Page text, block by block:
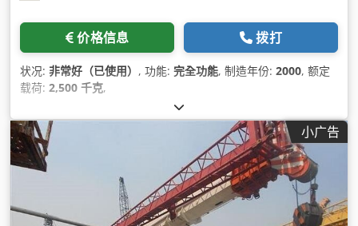
价格信息 拨打
状况: 非常好（已使用） , 功能: 完全功能, 制造年份: 2000, 额定
载荷: 2,500 千克,
小广告